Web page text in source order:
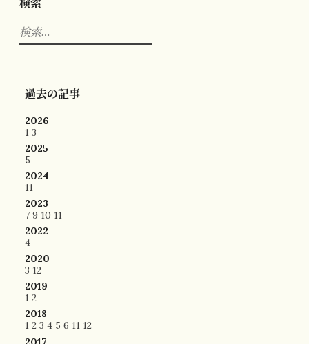
検索
検
索:
過去の記事
2026
1 3
2025
5
2024
11
2023
7 9 10 11
2022
4
2020
3 12
2019
1 2
2018
1 2 3 4 5 6 11 12